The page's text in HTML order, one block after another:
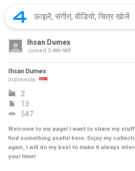
Ihsan Dumex
Joined 5 साल पहले
Ihsan Dumex
Indonesia
2
13
547
Welcome to my page! I want to share my
find something useful here. Enjoy my
again, I will do my best to make it always
your time!